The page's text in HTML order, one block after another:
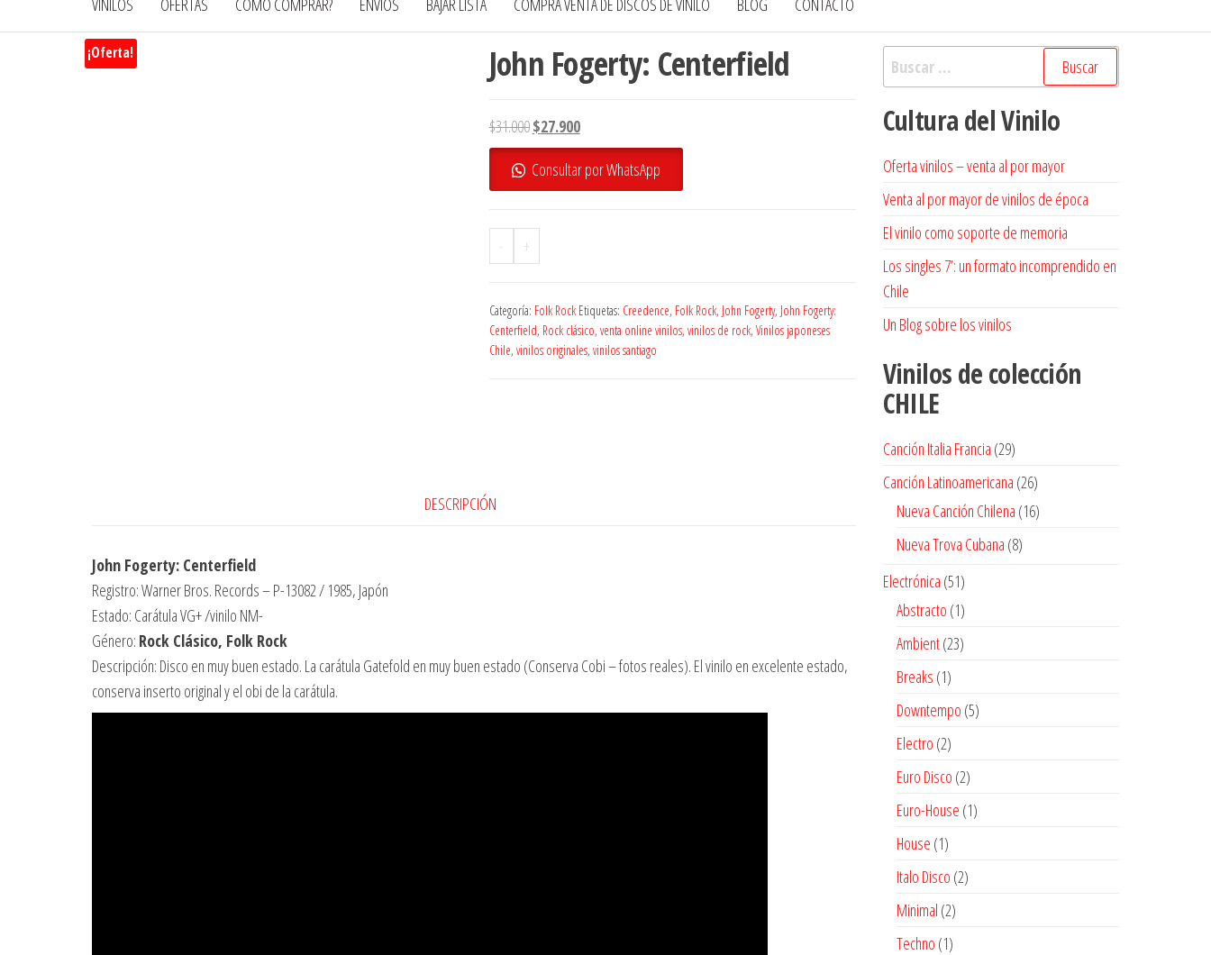
VINILOS OFERTAS CÓMO COMPRAR? ENVÍOS BAJAR LISTA COMPRA VENTA DE DISCOS DE VINILO BLOG CONTACTO
¡Oferta! John Fogerty: Centerfield
$31.000El
precio
original
$31.000.
$27.900El
precio
actual
Consultar por WhatsApp
- +
Categoría: Folk Rock Etiquetas: Creedence, Folk Rock, John Fogerty, John Fogerty:
Centerfield, Rock clásico, venta online vinilos, vinilos de rock, Vinilos japoneses
Chile, vinilos originales, vinilos santiago
DESCRIPCIÓN
John Fogerty: Centerfield
Registro: Warner Bros. Records – P-13082 / 1985, Japón
Estado: Carátula VG+ /vinilo NM-
Género: Rock Clásico, Folk Rock
Descripción: Disco en muy buen estado. La carátula Gatefold en muy buen estado (Conserva Cobi – fotos reales). El vinilo en excelente estado,
conserva inserto original y el obi de la carátula.
Buscar:
Cultura del Vinilo
Oferta vinilos – venta al por mayor
Venta al por mayor de vinilos de época
El vinilo como soporte de memoria
Los singles 7’: un formato incomprendido en
Chile
Un Blog sobre los vinilos
Vinilos de colección
CHILE
Canción Italia Francia 2929
productos
Canción Latinoamericana 2626
productos
Nueva Canción Chilena 1616
Nueva Trova Cubana 88
Electrónica 5151
productos
Abstracto 11
producto
Ambient 2323
Breaks 11
producto
Downtempo 55
Electro 22
productos
Euro Disco 22
productos
Euro-House 11
House 11
producto
Italo Disco 22
Minimal 22
productos
Techno 11